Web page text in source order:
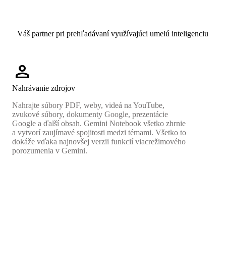
Váš partner pri prehľadávaní využívajúci umelú inteligenciu
person
Nahrávanie zdrojov
Nahrajte súbory PDF, weby, videá na YouTube,
zvukové súbory, dokumenty Google, prezentácie
Google a ďalší obsah. Gemini Notebook všetko zhrnie
a vytvorí zaujímavé spojitosti medzi témami. Všetko to
dokáže vďaka najnovšej verzii funkcií viacrežimového
porozumenia v Gemini.